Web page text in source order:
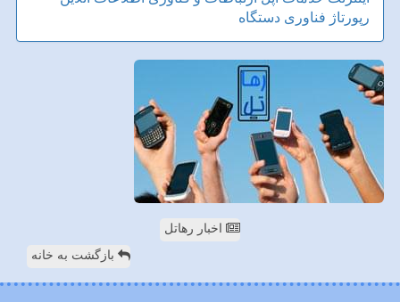
رپورتاژ فناوری دستگاه
اخبار رهاتل
بازگشت به خانه